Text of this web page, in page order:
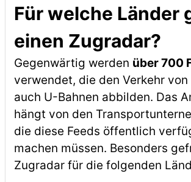
Für welche Länder
einen Zugradar?
Gegenwärtig werden über 700
verwendet, die den Verkehr von
auch U-Bahnen abbilden. Das
hängt von den
die diese Feeds öffentlich
machen müssen. Besonders
Zugradar für die folgenden